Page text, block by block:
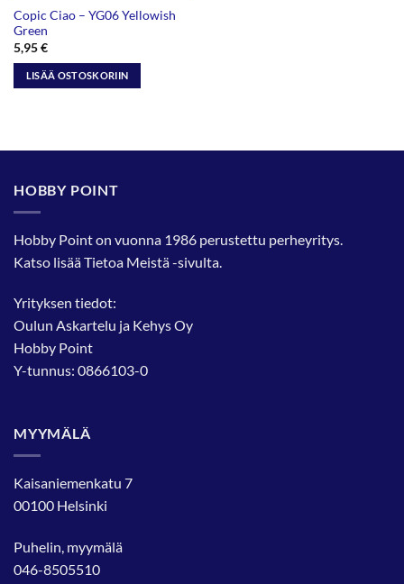
Copic Ciao – YG06 Yellowish
Green
5,95€
LISÄÄ OSTOSKORIIN
HOBBY POINT
Hobby Point on vuonna 1986 perustettu perheyritys.
Katso lisääTietoa Meistä-sivulta.
Yrityksen tiedot:
Oulun Askartelu ja Kehys Oy
Hobby Point
Y-tunnus: 0866103-0
MYYMÄLÄ
Kaisaniemenkatu 7
00100 Helsinki
Puhelin, myymälä
046-8505510